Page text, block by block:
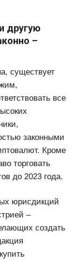
другую
–
существует
все
законными
Кроме
торговать
до 2023 года.
юрисдикций
–
создать